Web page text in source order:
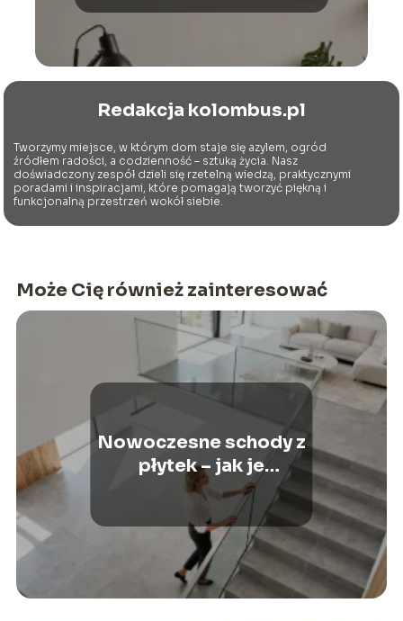
Redakcja kolombus.pl
Tworzymy miejsce, w którym dom staje się azylem, ogród
źródłem radości, a codzienność – sztuką życia. Nasz
doświadczony zespół dzieli się rzetelną wiedzą, praktycznymi
poradami i inspiracjami, które pomagają tworzyć piękną i
funkcjonalną przestrzeń wokół siebie.
Może Cię również zainteresować
Nowoczesne schody z
płytek – jak je
zaprojektować i
wykonać?